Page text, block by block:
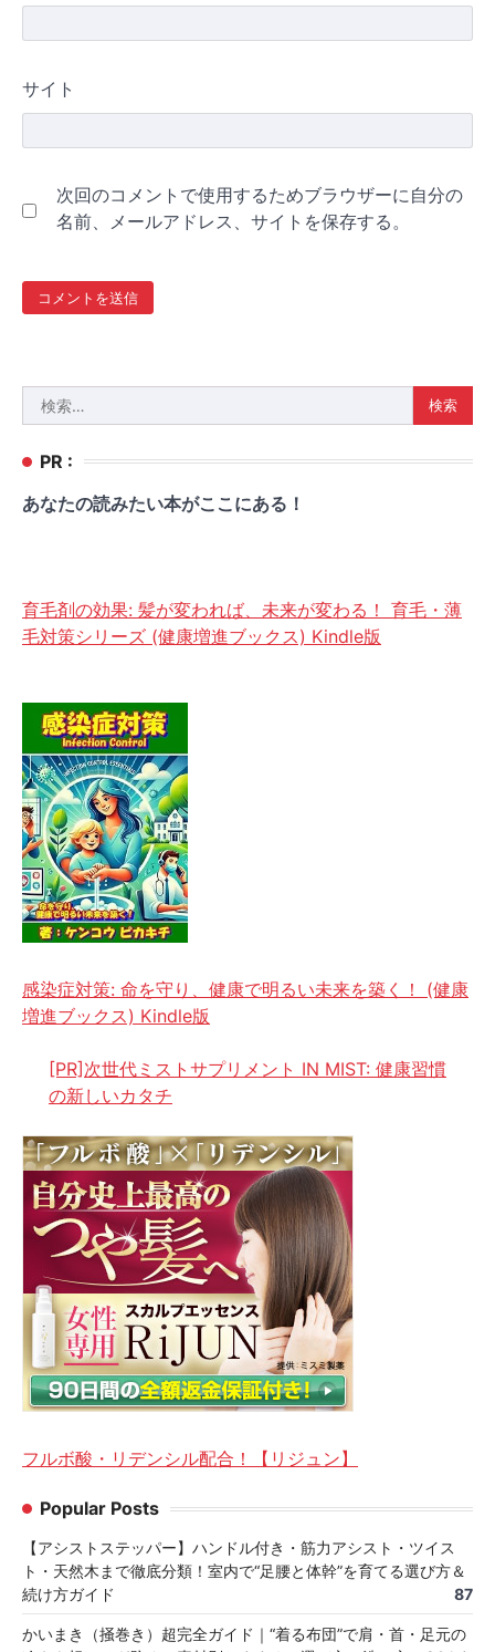
サイト
次回のコメントで使用するためブラウザーに自分の
名前、メールアドレス、サイトを保存する。
索:
PR :
あなたの読みたい本がここにある！
育毛剤の効果: 髪が変われば、未来が変わる！ 育毛・薄
毛対策シリーズ (健康増進ブックス) Kindle版
感染症対策: 命を守り、健康で明るい未来を築く！ (健康
増進ブックス) Kindle版
[PR]次世代ミストサプリメント IN MIST: 健康習慣
の新しいカタチ
フルボ酸・リデンシル配合！【リジュン】
Popular Posts
【アシストステッパー】ハンドル付き・筋力アシスト・ツイス
ト・天然木まで徹底分類！室内で“足腰と体幹”を育てる選び方＆
続け方ガイド
87
かいまき（掻巻き）超完全ガイド｜“着る布団”で肩・首・足元の